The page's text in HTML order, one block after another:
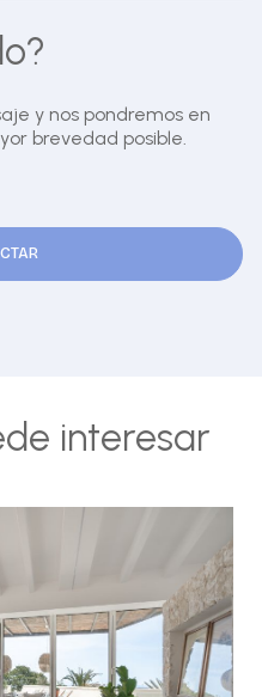
y nos pondremos en
brevedad posible.
interesar